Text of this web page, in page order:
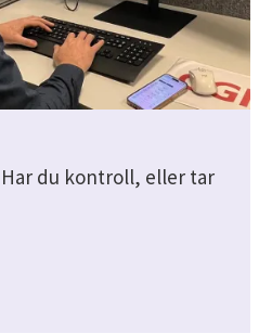
du kontroll, eller tar